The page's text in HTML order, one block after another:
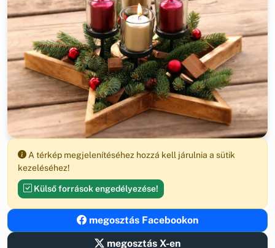
A térkép megjelenítéséhez hozzá kell járulnia a sütik
kezeléséhez!
Külső források engedélyezése!
megosztás Facebookon
megosztás X-en